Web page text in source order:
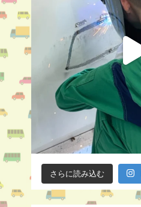
さらに読み込む